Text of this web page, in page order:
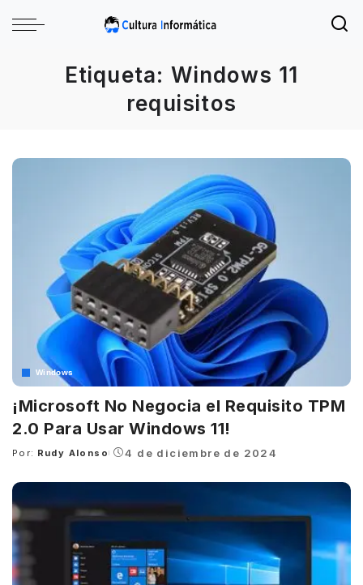
Etiqueta: Windows 11
requisitos
Windows
¡Microsoft No Negocia el Requisito TPM
2.0 Para Usar Windows 11!
Posted
Por: Rudy Alonso 4 de diciembre de 2024